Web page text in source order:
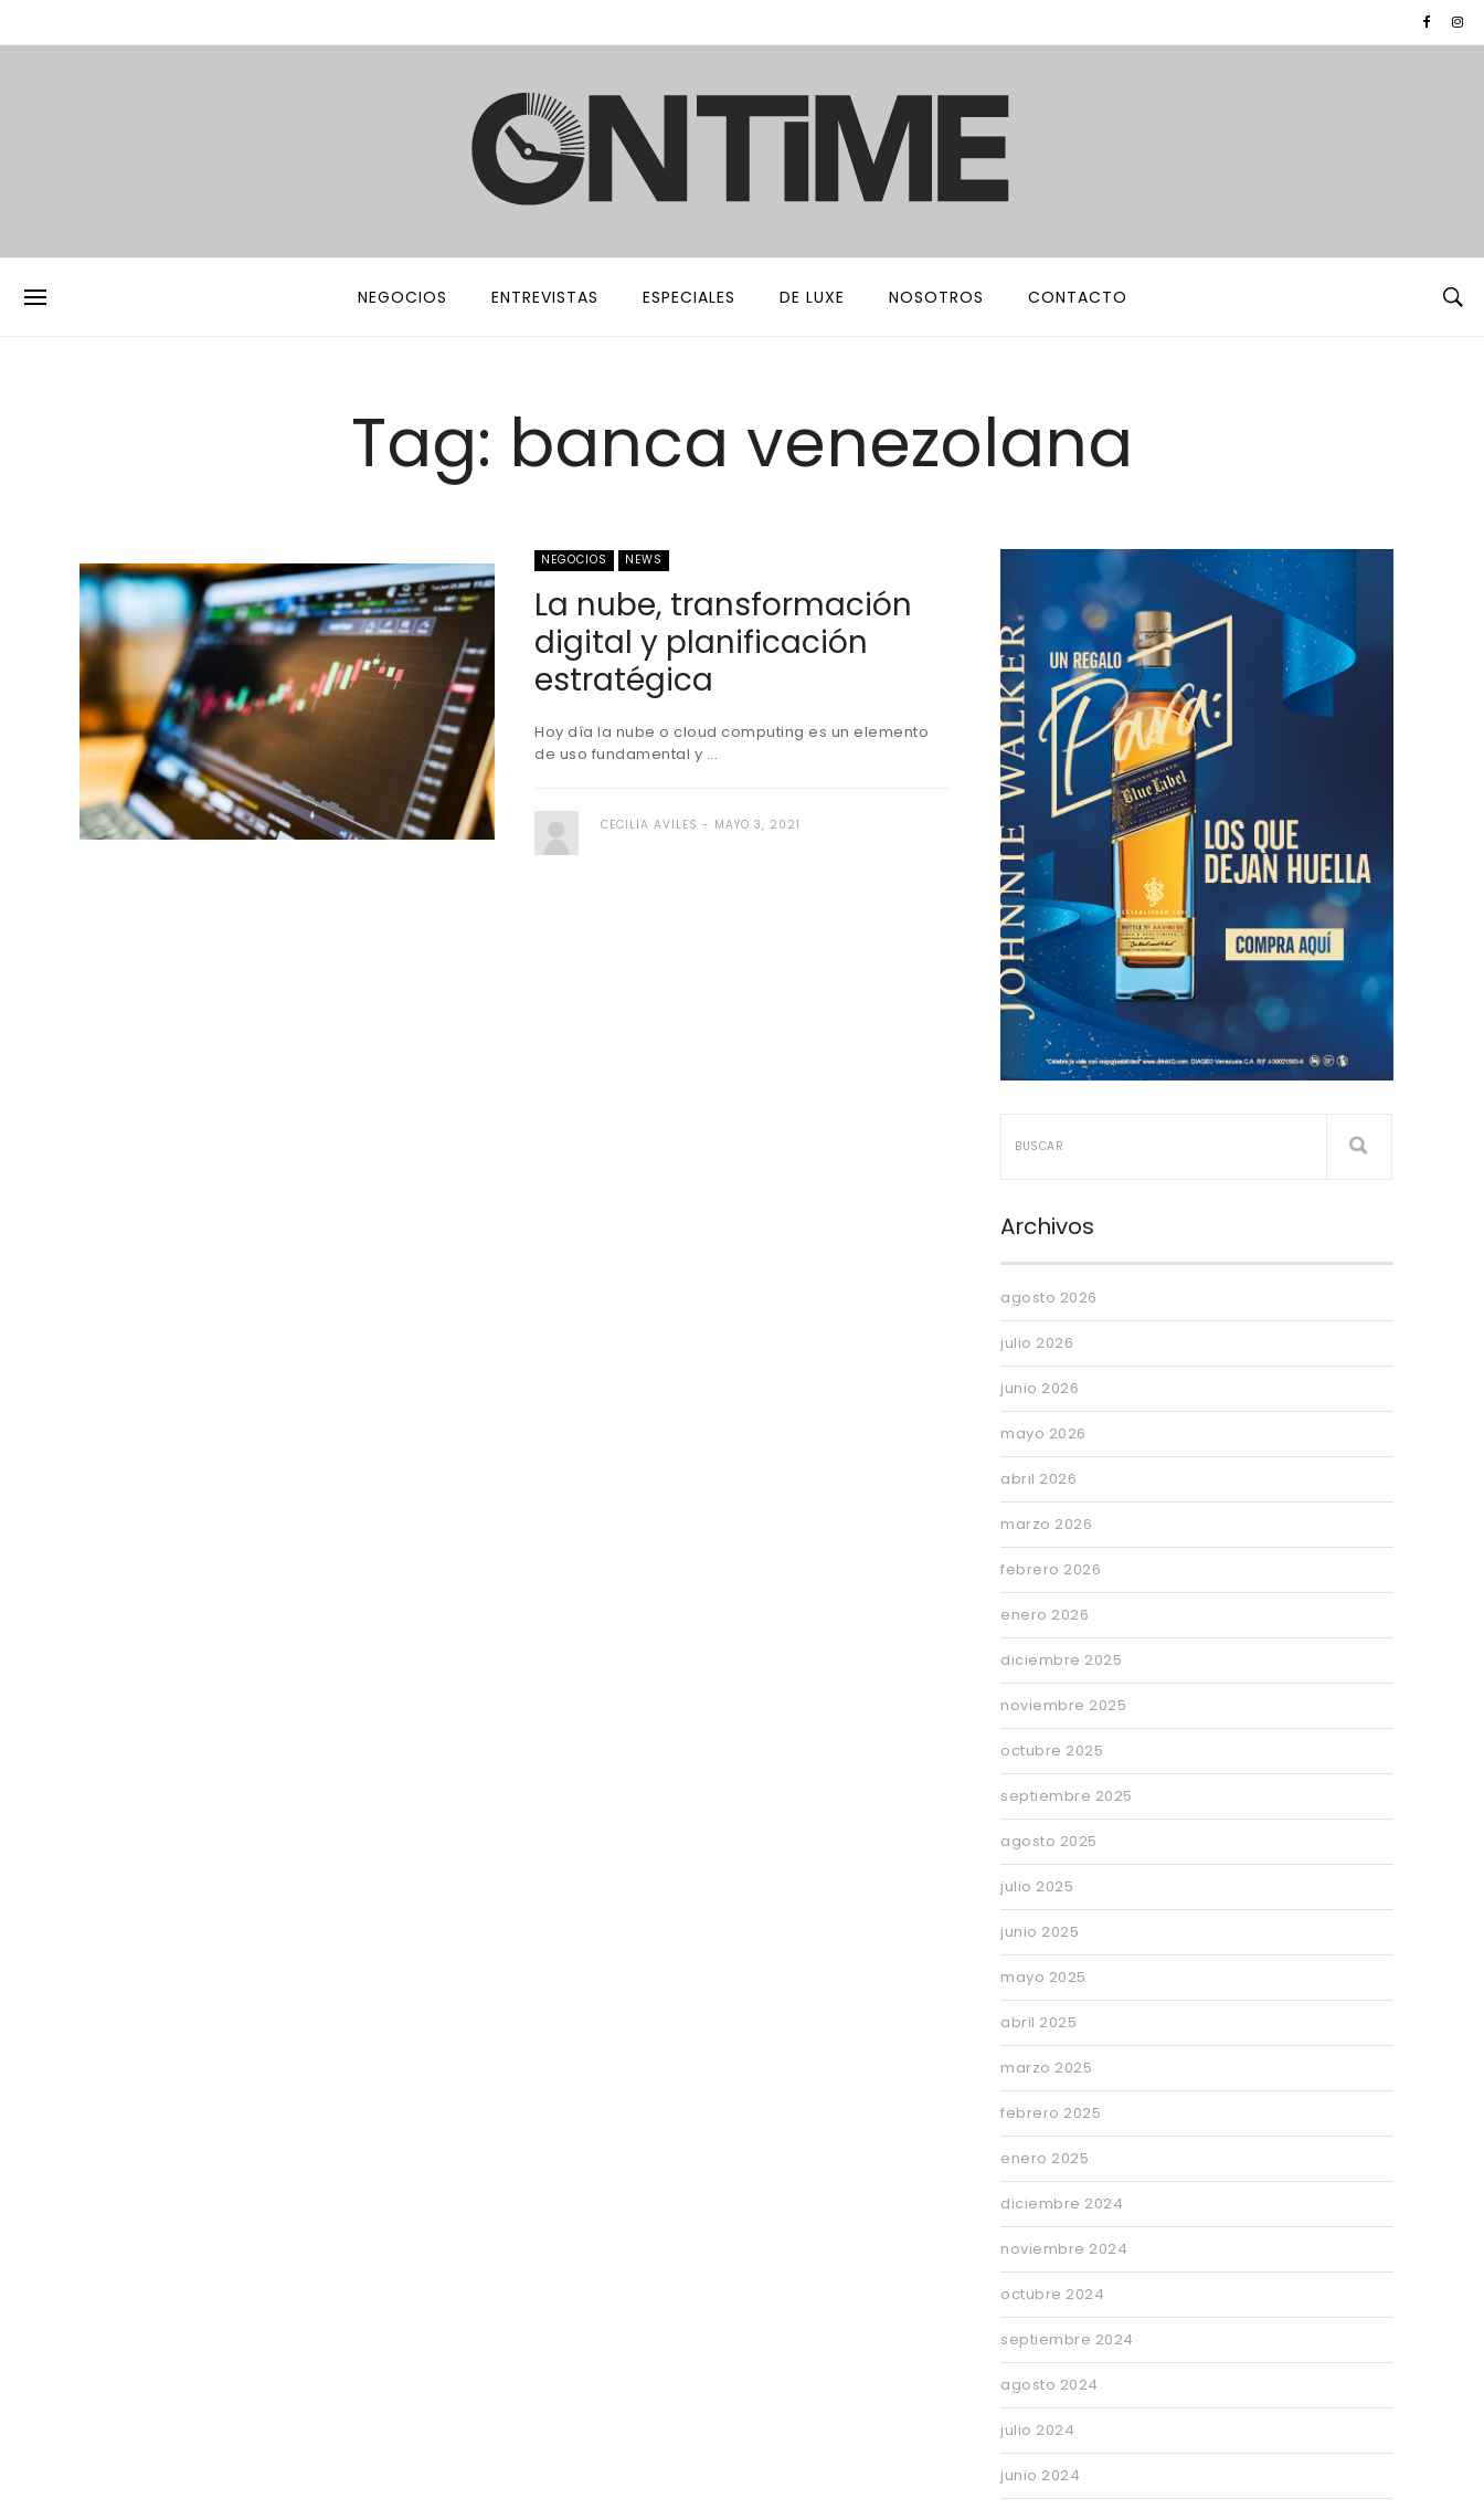
NEGOCIOS ENTREVISTAS ESPECIALES DE LUXE NOSOTROS CONTACTO
Tag: banca venezolana
NEGOCIOS NEWS
La nube, transformación
digital y planificación
estratégica
Hoy día la nube o cloud computing es un elemento
de uso fundamental y ...
CECILIA AVILES MAYO 3, 2021
Archivos
agosto 2026
julio 2026
junio 2026
mayo 2026
abril 2026
marzo 2026
febrero 2026
enero 2026
diciembre 2025
noviembre 2025
octubre 2025
septiembre 2025
agosto 2025
julio 2025
junio 2025
mayo 2025
abril 2025
marzo 2025
febrero 2025
enero 2025
diciembre 2024
noviembre 2024
octubre 2024
septiembre 2024
agosto 2024
julio 2024
junio 2024